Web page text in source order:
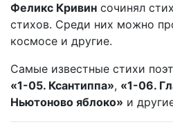
Феликс Кривин сочинял
стихов. Среди них можно
космосе и другие.
Самые известные стихи
«1-05. Ксантиппа», «1-06.
Ньютоново яблоко» и